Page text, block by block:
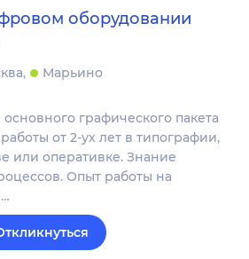
оборудовании
Марьино
графического пакета
от 2-ух лет в типографии,
или оперативке. Знание
Опыт работы на